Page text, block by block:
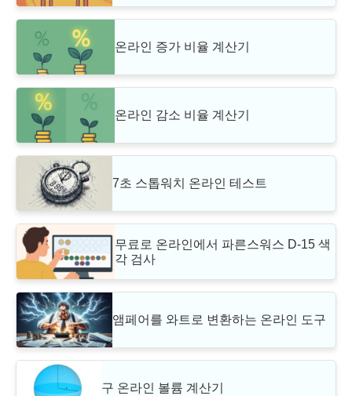
온라인 증가 비율 계산기
온라인 감소 비율 계산기
7초 스톱워치 온라인 테스트
무료로 온라인에서 파른스워스 D-15 색
각 검사
앰페어를 와트로 변환하는 온라인 도구
구 온라인 볼륨 계산기